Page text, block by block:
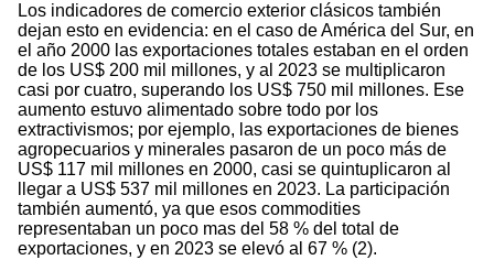
Los indicadores de comercio exterior clásicos también
dejan esto en evidencia: en el caso de América del Sur, en
el año 2000 las exportaciones totales estaban en el orden
de los US$ 200 mil millones, y al 2023 se multiplicaron
casi por cuatro, superando los US$ 750 mil millones. Ese
aumento estuvo alimentado sobre todo por los
extractivismos; por ejemplo, las exportaciones de bienes
agropecuarios y minerales pasaron de un poco más de
US$ 117 mil millones en 2000, casi se quintuplicaron al
llegar a US$ 537 mil millones en 2023. La participación
también aumentó, ya que esos commodities
representaban un poco mas del 58 % del total de
exportaciones, y en 2023 se elevó al 67 % (2).